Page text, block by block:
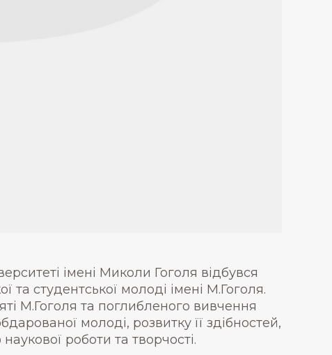
імені Миколи Гоголя відбувся
та студентської молоді імені М.Гоголя.
М.Гоголя та поглибленого вивчення
молоді, розвитку її здібностей,
роботи та творчості.